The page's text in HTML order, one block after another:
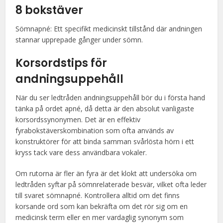
8 bokstäver
Sömnapné: Ett specifikt medicinskt tillstånd där andningen
stannar upprepade gånger under sömn.
Korsordstips för
andningsuppehåll
När du ser ledtråden andningsuppehåll bör du i första hand
tänka på ordet apné, då detta är den absolut vanligaste
korsordssynonymen. Det är en effektiv
fyrabokstäverskombination som ofta används av
konstruktörer för att binda samman svårlösta hörn i ett
kryss tack vare dess användbara vokaler.
Om rutorna är fler än fyra är det klokt att undersöka om
ledtråden syftar på sömnrelaterade besvär, vilket ofta leder
till svaret sömnapné. Kontrollera alltid om det finns
korsande ord som kan bekräfta om det rör sig om en
medicinsk term eller en mer vardaglig synonym som